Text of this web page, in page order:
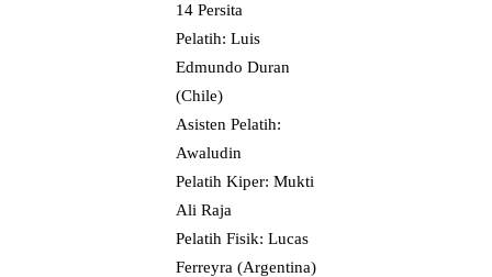
14 Persita
Pelatih: Luis
Edmundo Duran
(Chile)
Asisten Pelatih:
Awaludin
Pelatih Kiper: Mukti
Ali Raja
Pelatih Fisik: Lucas
Ferreyra (Argentina)